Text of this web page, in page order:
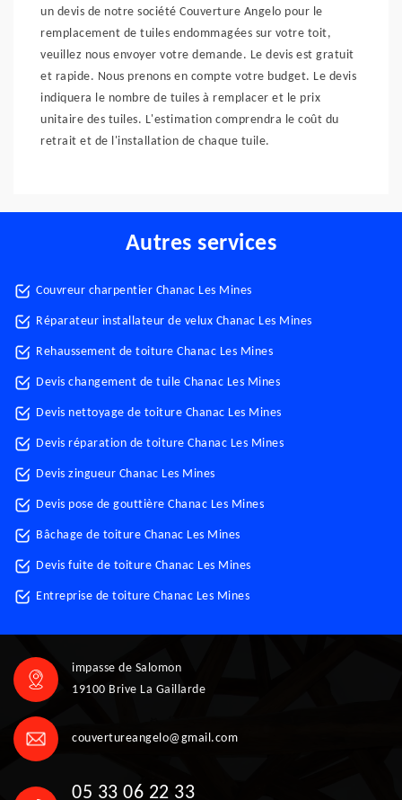
un devis de notre société Couverture Angelo pour le
remplacement de tuiles endommagées sur votre toit,
veuillez nous envoyer votre demande. Le devis est gratuit
et rapide. Nous prenons en compte votre budget. Le devis
indiquera le nombre de tuiles à remplacer et le prix
unitaire des tuiles. L'estimation comprendra le coût du
retrait et de l'installation de chaque tuile.
Autres services
Couvreur charpentier Chanac Les Mines
Réparateur installateur de velux Chanac Les Mines
Rehaussement de toiture Chanac Les Mines
Devis changement de tuile Chanac Les Mines
Devis nettoyage de toiture Chanac Les Mines
Devis réparation de toiture Chanac Les Mines
Devis zingueur Chanac Les Mines
Devis pose de gouttière Chanac Les Mines
Bâchage de toiture Chanac Les Mines
Devis fuite de toiture Chanac Les Mines
Entreprise de toiture Chanac Les Mines
impasse de Salomon
19100 Brive La Gaillarde
couvertureangelo@gmail.com
05 33 06 22 33